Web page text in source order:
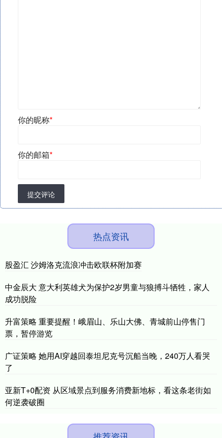
你的昵称*
你的邮箱*
提交评论
热点资讯
股盈汇 沙姆洛克流浪冲击欧联杯附加赛
中金辰大 意大利英雄犬为保护2岁男童与狼搏斗牺牲，家人
成功脱险
升富策略 重要提醒！峨眉山、乐山大佛、青城前山停售门
票，暂停游览
广证策略 她用AI穿越回泰坦尼克号沉船当晚，240万人看哭
了
亚新T+0配资 从区域景点到服务消费新地标，看这条老街如
何逆袭破圈